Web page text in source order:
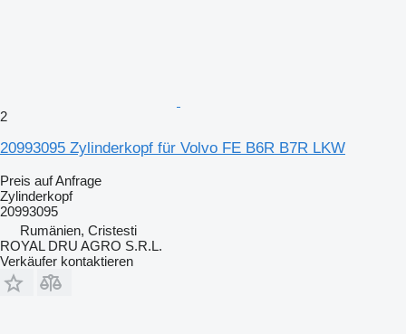
2
20993095 Zylinderkopf für Volvo FE B6R B7R LKW
Preis auf Anfrage
Zylinderkopf
20993095
Rumänien, Cristesti
ROYAL DRU AGRO S.R.L.
Verkäufer kontaktieren